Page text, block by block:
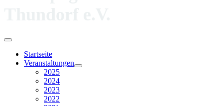
Startseite
Veranstaltungen
2025
2024
2023
2022